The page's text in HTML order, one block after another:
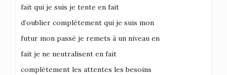
fait qui je suis je tente en fait
d’oublier complètement qui je suis mon
futur mon passé je remets à un niveau en
fait je ne neutralisent en fait
complètement les attentes les besoins